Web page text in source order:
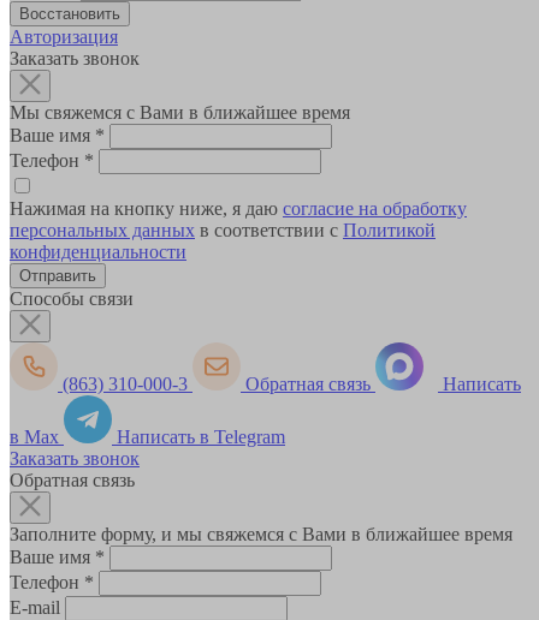
Авторизация
Заказать звонок
Мы свяжемся с Вами в ближайшее время
Ваше имя *
Телефон *
Нажимая на кнопку ниже, я даю согласие на обработку
персональных данных в соответствии с Политикой
конфиденциальности
Способы связи
(863) 310-000-3 Обратная связь Написать
в Max
Написать в Telegram
Заказать звонок
Обратная связь
Заполните форму, и мы свяжемся с Вами в ближайшее время
Ваше имя *
Телефон *
E-mail